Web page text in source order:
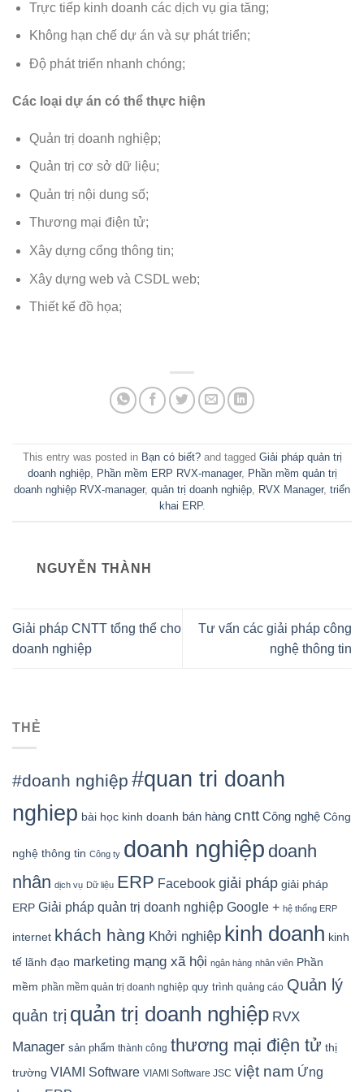
Trực tiếp kinh doanh các dịch vụ gia tăng;
Không hạn chế dự án và sự phát triển;
Độ phát triển nhanh chóng;
Các loại dự án có thể thực hiện
Quản trị doanh nghiệp;
Quản trị cơ sở dữ liệu;
Quản trị nội dung số;
Thương mại điện tử;
Xây dựng cổng thông tin;
Xây dựng web và CSDL web;
Thiết kế đồ họa;
This entry was posted in Bạn có biết?and tagged Giải pháp quản trị
doanh nghiệp, Phần mềm ERP RVX-manager, Phần mềm quản trị
doanh nghiệp RVX-manager, quản trị doanh nghiệp, RVX Manager, triển
khai ERP.
NGUYỄN THÀNH
Giải pháp CNTT tổng thể cho
doanh nghiệp
Tư vấn các giải pháp công
nghệ thông tin
THẺ
#doanh nghiệp #quan tri doanh
nghiep bài học kinh doanh bán hàng cntt Công nghệ Công
nghệ thông tin Công ty doanh nghiệp doanh
nhân dịch vụ Dữ liệu ERP Facebook giải pháp giải pháp
ERP Giải pháp quản trị doanh nghiệp Google + hệ thống ERP
internet khách hàng Khởi nghiệp kinh doanh kinh
tế lãnh đạo marketing mạng xã hội ngân hàng nhân viên Phần
mềm phần mềm quản trị doanh nghiệp quy trình quảng cáo Quản lý
quản trị quản trị doanh nghiệp RVX
Manager sản phẩm thành công thương mại điện tử thị
trường VIAMI Software VIAMI Software JSC việt nam Ứng